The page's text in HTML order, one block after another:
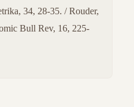
34, 28-35. / Rouder,
Bull Rev, 16, 225-